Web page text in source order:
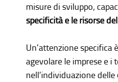
misure di sviluppo,
specificità e le risorse
Un’attenzione specifica
agevolare le imprese e i
nell’individuazione delle